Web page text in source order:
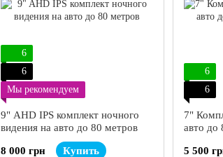
6
6
Мы рекомендуем
9" AHD IPS комплект ночного
видения на авто до 80 метров
8 000 грн Купить
6
6
7"
авто до
5 500